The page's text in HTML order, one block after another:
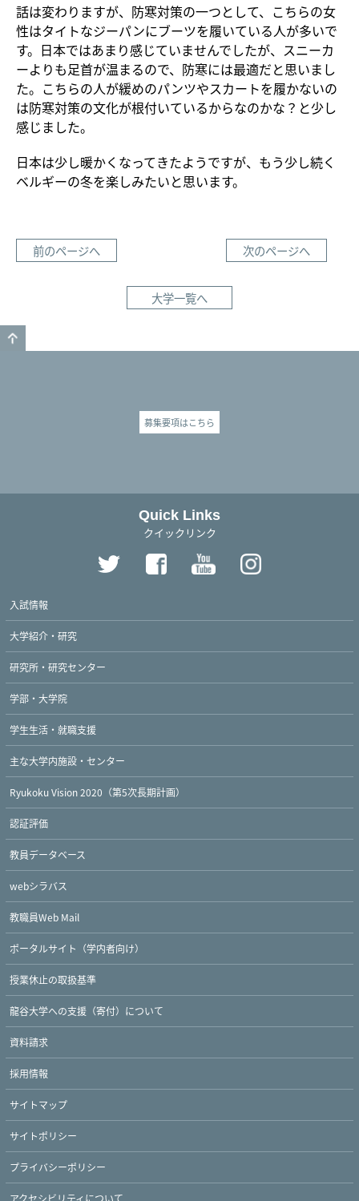
話は変わりますが、防寒対策の一つとして、こちらの女
性はタイトなジーパンにブーツを履いている人が多いで
す。日本ではあまり感じていませんでしたが、スニーカ
ーよりも足首が温まるので、防寒には最適だと思いまし
た。こちらの人が緩めのパンツやスカートを履かないの
は防寒対策の文化が根付いているからなのかな？と少し
感じました。
日本は少し暖かくなってきたようですが、もう少し続く
ベルギーの冬を楽しみたいと思います。
前のページへ 次のページへ
大学一覧へ
募集要項はこちら
Quick Links
クイックリンク
Twitter FacebookYouTube
入試情報
大学紹介・研究
研究所・研究センター
学部・大学院
学生生活・就職支援
主な大学内施設・センター
Ryukoku Vision 2020（第5次長期計画）
認証評価
教員データベース
webシラバス
教職員Web Mail
ポータルサイト（学内者向け）
授業休止の取扱基準
龍谷大学への支援（寄付）について
資料請求
採用情報
サイトマップ
サイトポリシー
プライバシーポリシー
アクセシビリティについて